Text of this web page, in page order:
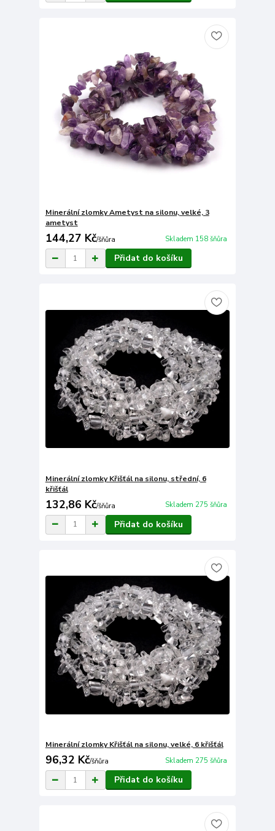
Minerální zlomky Ametyst na silonu, velké, 3
ametyst
144,27 Kč/šňůra Skladem 158 šňůra
Přidat do košíku
Minerální zlomky Křišťál na silonu, střední, 6
křišťál
132,86 Kč/šňůra Skladem 275 šňůra
Přidat do košíku
Minerální zlomky Křišťál na silonu, velké, 6 křišťál
96,32 Kč/šňůra Skladem 275 šňůra
Přidat do košíku